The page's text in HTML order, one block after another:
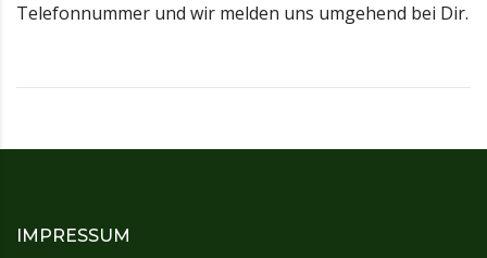
Telefonnummer und wir melden uns umgehend bei Dir.
IMPRESSUM